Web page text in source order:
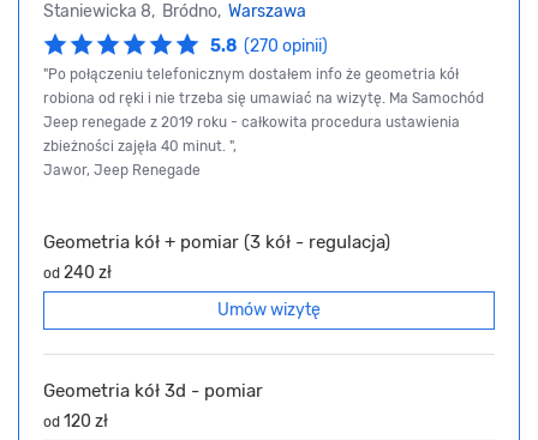
Staniewicka 8, Bródno, Warszawa
5.8 (270 opinii)
"Po połączeniu telefonicznym dostałem info że geometria kół
robiona od ręki i nie trzeba się umawiać na wizytę. Ma Samochód
Jeep renegade z 2019 roku - całkowita procedura ustawienia
zbieżności zajęła 40 minut. ",
Jawor, Jeep Renegade
Geometria kół + pomiar (3 kół - regulacja)
od 240 zł
Umów wizytę
Geometria kół 3d - pomiar
od 120 zł